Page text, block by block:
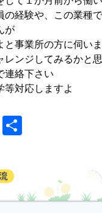
の経験や、この業種
が
と事業所の方に伺い
レンジしてみるかと
連絡下さい
等対応しますよ
Line